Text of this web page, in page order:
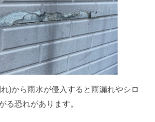
)から雨水が侵入すると雨漏れやシロ
る恐れがあります。